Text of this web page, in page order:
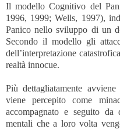
Il modello Cognitivo del
1996, 1999; Wells, 1997),
Panico nello sviluppo di un
Secondo il modello gli
dell’interpretazione
realtà innocue.
Più dettagliatamente
viene percepito come
accompagnato e seguito da
mentali che a loro volta